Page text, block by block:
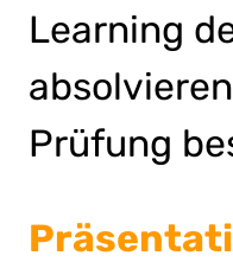
Learning
Prüfung